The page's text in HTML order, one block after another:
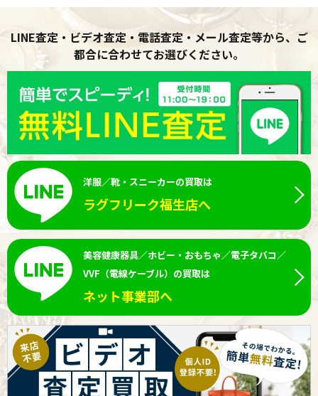
LINE査定・ビデオ査定・電話査定・メール査定等から、ご
都合に合わせてお選びください。
洋服／靴・スニーカーの買取は
ラグフリーク福生店へ
美容健康器具／ホビー・おもちゃ／電子タバコ／
VVF（電線ケーブル）の買取は
ネット事業部へ